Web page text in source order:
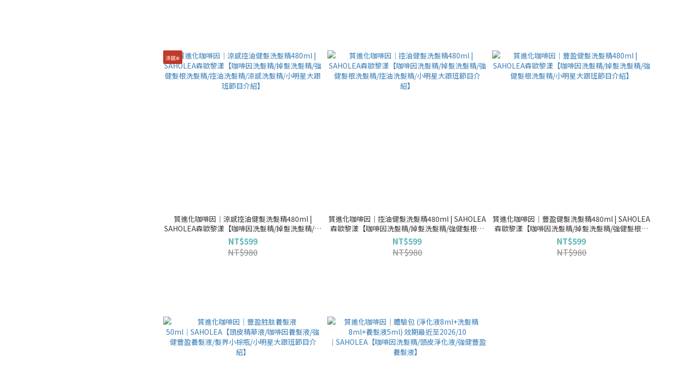
涼感❄️
質進化咖啡因│涼感控油健髮洗髮精480ml |
SAHOLEA森歐黎漾【咖啡因洗髮精/掉髮洗髮精/強
健髮根洗髮精/控油洗髮精/涼感洗髮精/小明星大跟
班節目介紹】
NT$599
NT$980
質進化咖啡因│控油健髮洗髮精480ml | SAHOLEA
森歐黎漾【咖啡因洗髮精/掉髮洗髮精/強健髮根洗
髮精/控油洗髮精/小明星大跟班節目介紹】
NT$599
NT$980
質進化咖啡因│豐盈健髮洗髮精480ml | SAHOLEA
森歐黎漾【咖啡因洗髮精/掉髮洗髮精/強健髮根洗
髮精/小明星大跟班節目介紹】
NT$599
NT$980